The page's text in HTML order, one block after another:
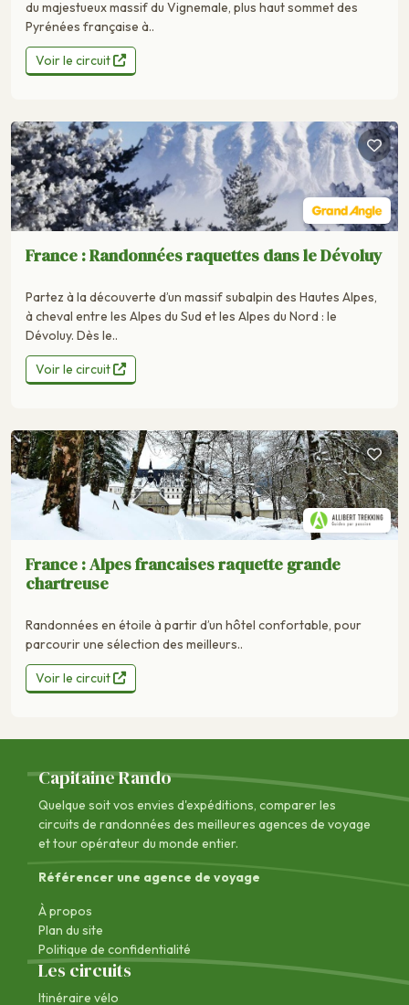
du majestueux massif du Vignemale, plus haut sommet des
Pyrénées française à..
Voir le circuit
France : Randonnées raquettes dans le Dévoluy
Partez à la découverte d’un massif subalpin des Hautes Alpes,
à cheval entre les Alpes du Sud et les Alpes du Nord : le
Dévoluy. Dès le..
Voir le circuit
France : Alpes francaises raquette grande
chartreuse
Randonnées en étoile à partir d’un hôtel confortable, pour
parcourir une sélection des meilleurs..
Voir le circuit
Capitaine Rando
Quelque soit vos envies d'expéditions, comparer les
circuits de randonnées des meilleures agences de voyage
et tour opérateur du monde entier.
Référencer une agence de voyage
À propos
Plan du site
Politique de confidentialité
Les circuits
Itinéraire vélo